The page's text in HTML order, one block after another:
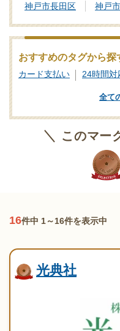
神戸市長田区
神戸
おすすめのタグから探
カード支払い 24時間対
社葬対応全て
このマー
16件中 1～16件を表示中
光典社